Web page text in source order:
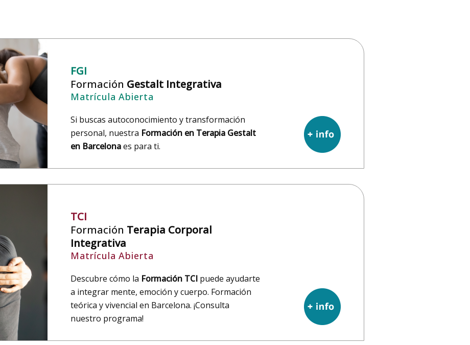
FGI
Formación Gestalt Integrativa
Matrícula Abierta
Si buscas autoconocimiento y transformación
personal, nuestra Formación en Terapia Gestalt
en Barcelonaes para ti.
TCI
Formación Terapia Corporal
Integrativa
Matrícula Abierta
Descubre cómo la Formación TCI puede ayudarte
a integrar mente, emoción y cuerpo. Formación
teórica y vivencial en Barcelona. ¡Consulta
nuestro programa!